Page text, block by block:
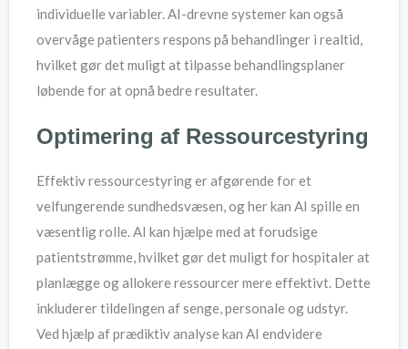
individuelle variabler. AI-drevne systemer kan også
overvåge patienters respons på behandlinger i realtid,
hvilket gør det muligt at tilpasse behandlingsplaner
løbende for at opnå bedre resultater.
Optimering af Ressourcestyring
Effektiv ressourcestyring er afgørende for et
velfungerende sundhedsvæsen, og her kan AI spille en
væsentlig rolle. AI kan hjælpe med at forudsige
patientstrømme, hvilket gør det muligt for hospitaler at
planlægge og allokere ressourcer mere effektivt. Dette
inkluderer tildelingen af senge, personale og udstyr.
Ved hjælp af prædiktiv analyse kan AI endvidere